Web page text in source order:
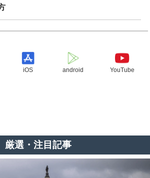
iOS android YouTube
厳選・注目記事